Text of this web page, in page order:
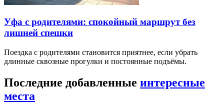
Уфа с родителями: спокойный маршрут без
лишней спешки
Поездка с родителями становится приятнее, если убрать
длинные сквозные прогулки и постоянные подъёмы.
Последние добавленные интересные
места